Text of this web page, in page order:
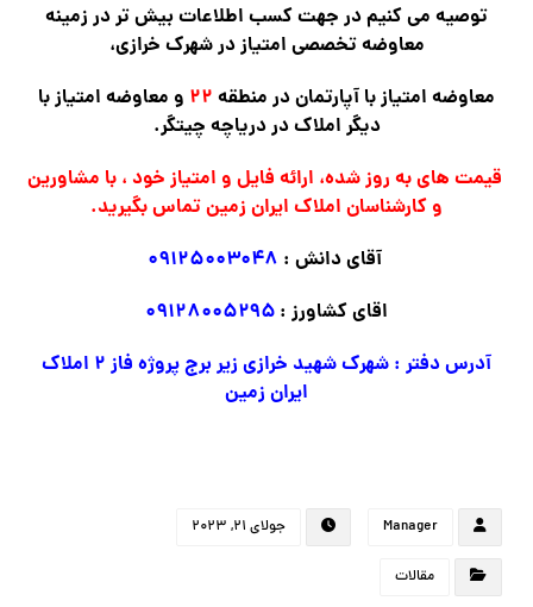
توصیه می کنیم در جهت کسب اطلاعات بیش تر در زمینه
معاوضه تخصصی امتیاز در شهرک خرازی،
معاوضه امتیاز با آپارتمان در منطقه ۲۲ و معاوضه امتیاز با
دیگر املاک در دریاچه چیتگر.
قیمت های به روز شده، ارائه فایل و امتیاز خود ، با مشاورین
و کارشناسان املاک ایران زمین تماس بگیرید.
آقای دانش :
اقای کشاورز : ۰۹۱۲۸۰۰۵۲۹۵
آدرس دفتر : شهرک شهید خرازی زیر برج پروژه فاز ۲ املاک
ایران زمین
Manager جولای ۲۱, ۲۰۲۳
مقالات